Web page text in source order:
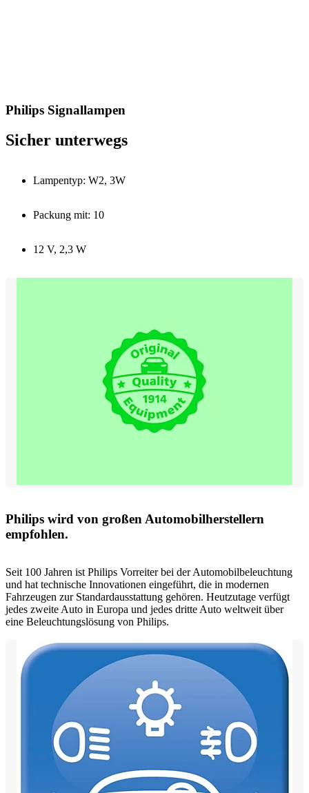
Philips Signallampen
Sicher unterwegs
Lampentyp: W2, 3W
Packung mit: 10
12 V, 2,3 W
Philips wird von großen Automobilherstellern
empfohlen.
Seit 100 Jahren ist Philips Vorreiter bei der Automobilbeleuchtung
und hat technische Innovationen eingeführt, die in modernen
Fahrzeugen zur Standardausstattung gehören. Heutzutage verfügt
jedes zweite Auto in Europa und jedes dritte Auto weltweit über
eine Beleuchtungslösung von Philips.